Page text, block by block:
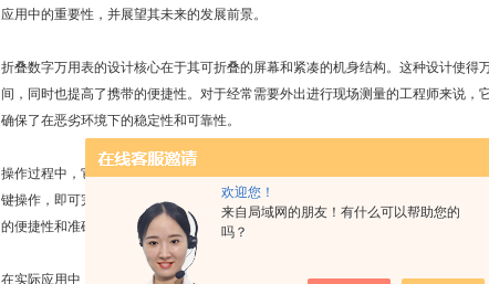
欢迎您！
来自局域网的朋友！有什么可以帮助您的
吗？
应用中的重要性，并展望其未来的发展前景。
折叠数字万用表的设计核心在于其可折叠的屏幕和紧凑的机身结构。这种设计使
间，同时也提高了携带的便捷性。对于经常需要外出进行现场测量的工程师来说
确保了在恶劣环境下的稳定性和可靠性。
操作过程中，它通过直观的用户界面和简便的操作流程，实现了对电压、电流、
键操作，即可完成测量设置和数据读取。同时，万用表还具备自动量程选择功能
的便捷性和准确性。
在实际应用中，它的案例众多。例如，在一家大型制造企业中，维修工程师使用